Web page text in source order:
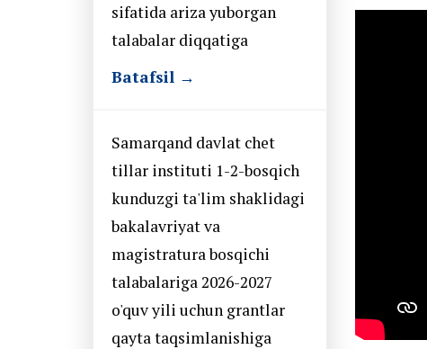
sifatida ariza yuborgan
talabalar diqqatiga
Batafsil →
Samarqand davlat chet
tillar instituti 1-2-bosqich
kunduzgi ta'lim shaklidagi
bakalavriyat va
magistratura bosqichi
talabalariga 2026-2027
o'quv yili uchun grantlar
qayta taqsimlanishiga